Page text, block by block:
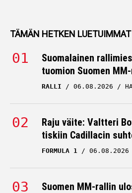
TÄMÄN HETKEN LUETUIMMAT
Suomalainen
tuomion Suomen
RALLI 06.08.2026
Raju väite: Valtteri
tiskiin Cadillacin
FORMULA 1 06.08.2026
Suomen MM-rallin